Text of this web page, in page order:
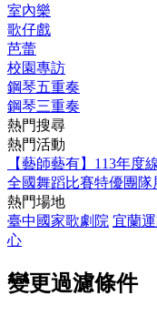
室內樂
歌仔戲
芭蕾
校園專訪
鋼琴五重奏
鋼琴三重奏
熱門搜尋
熱門活動
【藝師藝有】113年度
全國舞蹈比賽特優團隊
熱門場地
臺中國家歌劇院 宜蘭
心
變更過濾條件